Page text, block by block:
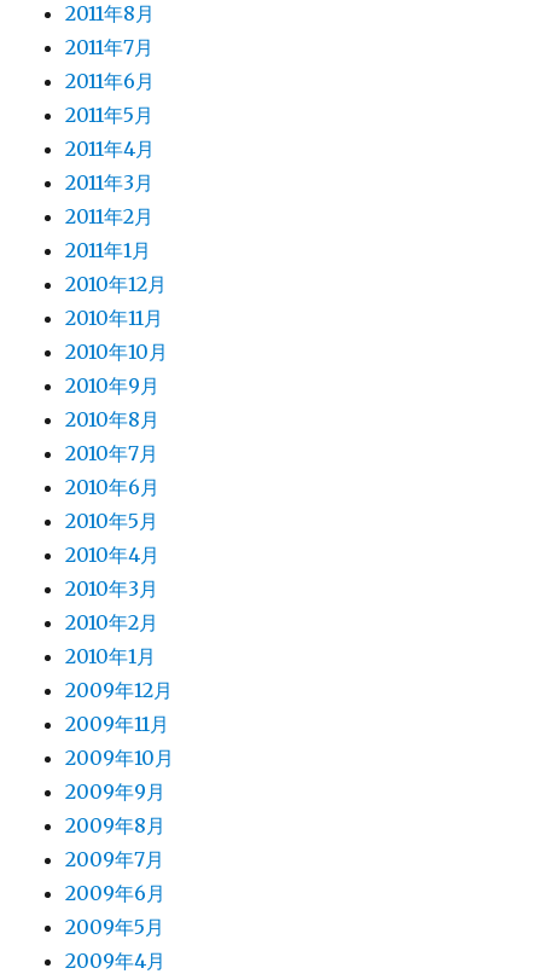
2011年8月
2011年7月
2011年6月
2011年5月
2011年4月
2011年3月
2011年2月
2011年1月
2010年12月
2010年11月
2010年10月
2010年9月
2010年8月
2010年7月
2010年6月
2010年5月
2010年4月
2010年3月
2010年2月
2010年1月
2009年12月
2009年11月
2009年10月
2009年9月
2009年8月
2009年7月
2009年6月
2009年5月
2009年4月